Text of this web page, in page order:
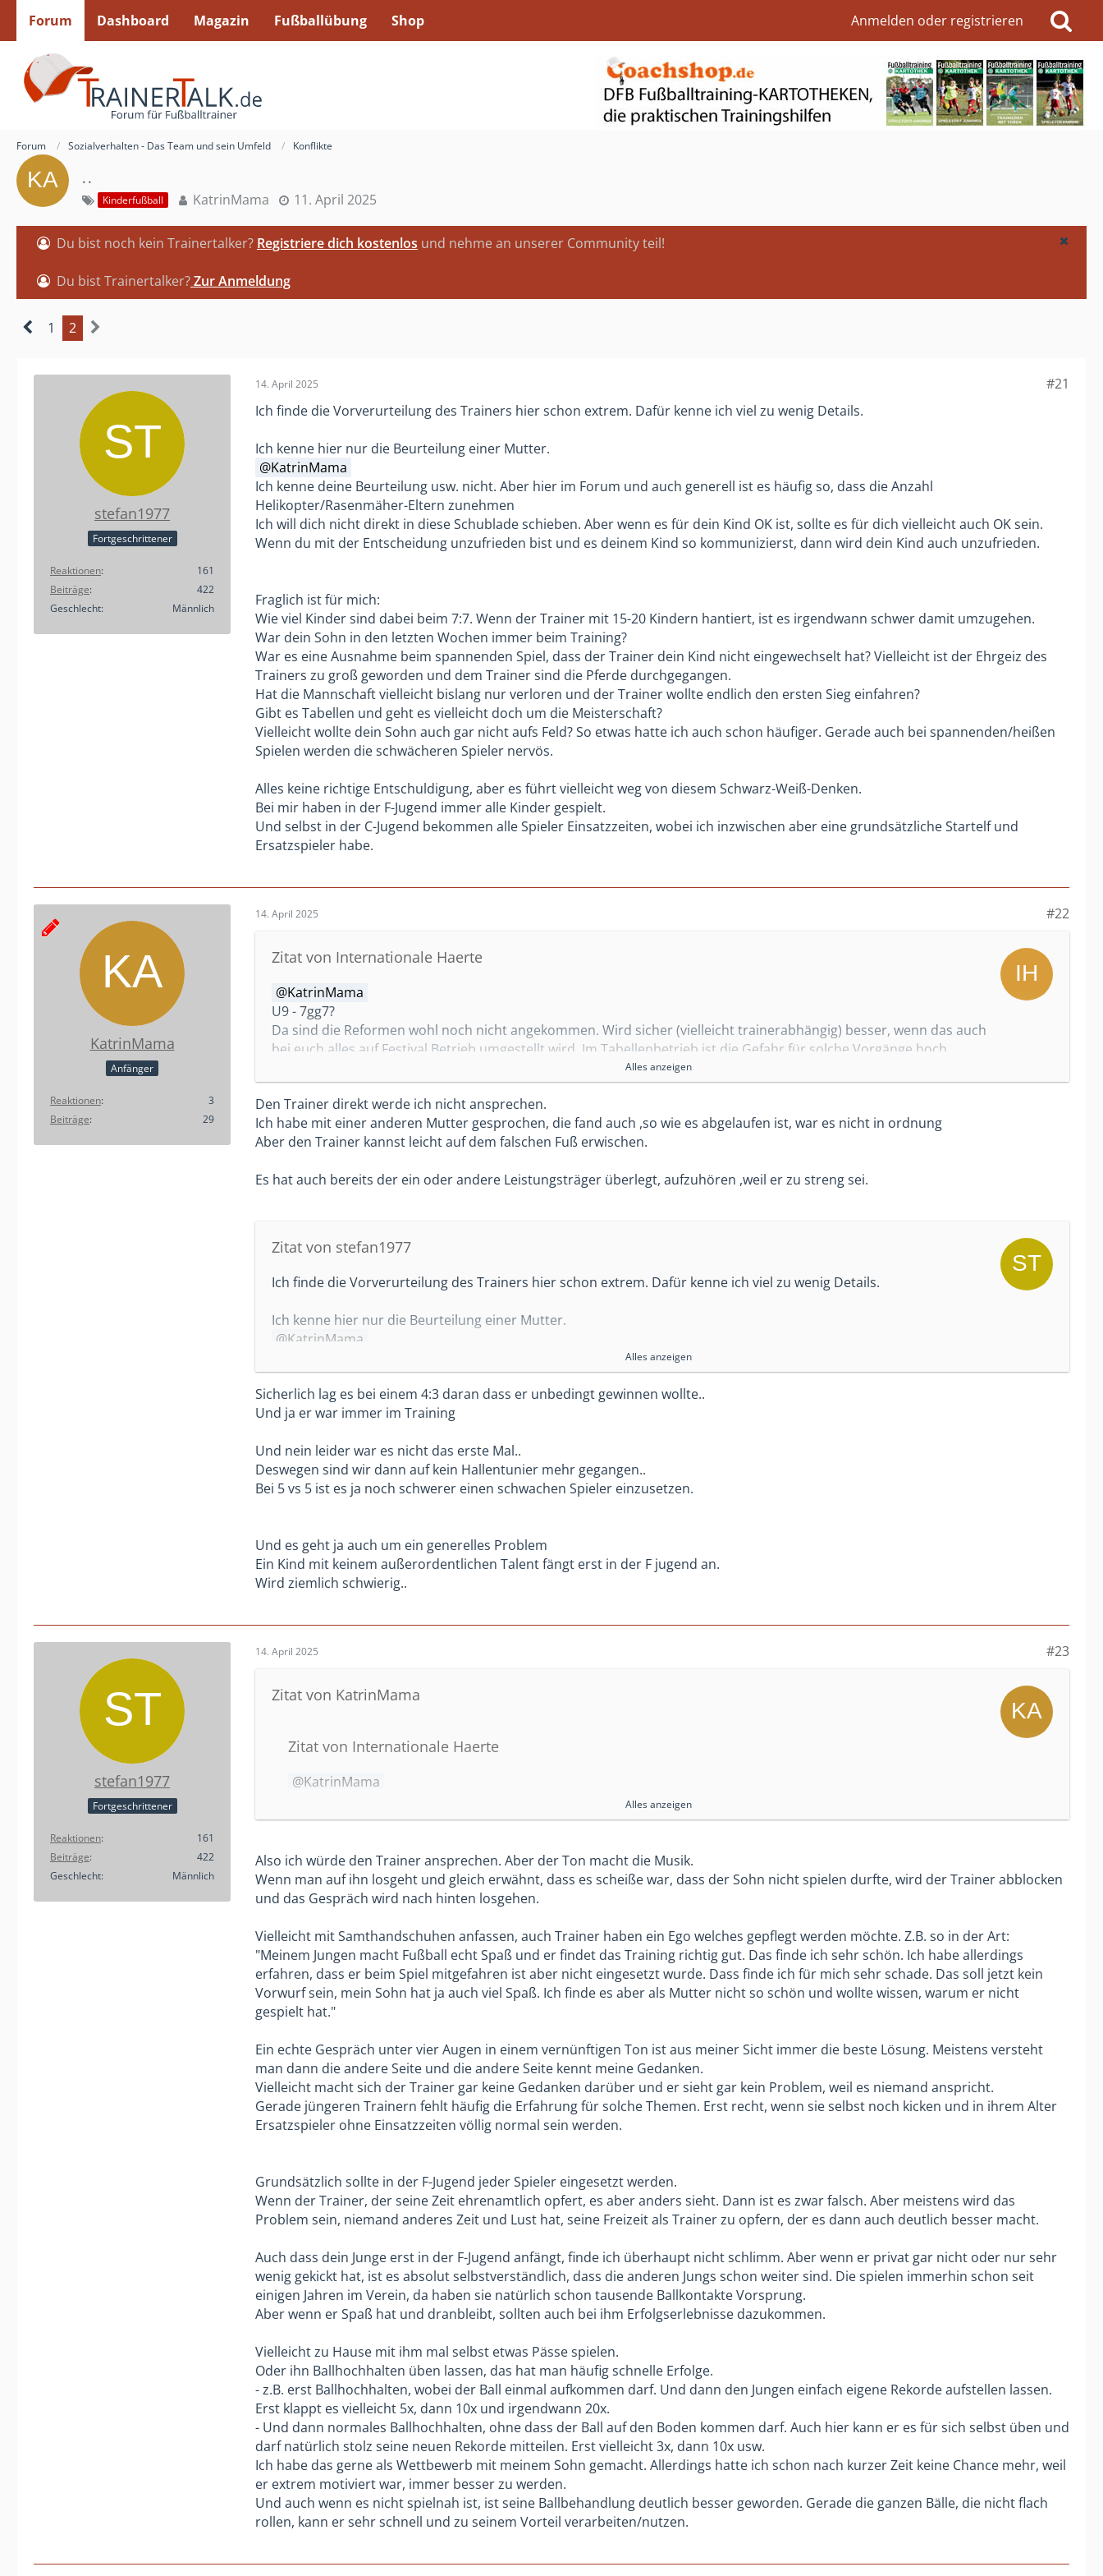
Forum Dashboard Magazin Fußballübung Shop Anmelden oder registrieren
Forum Sozialverhalten - Das Team und sein Umfeld Konflikte
..
Kinderfußball KatrinMama 11. April 2025
Du bist noch kein Trainertalker? Registriere dich kostenlos und nehme an unserer Community teil!
Du bist Trainertalker?Zur Anmeldung
1 2
stefan1977
Fortgeschrittener
Reaktionen
161
Beiträge
422
Geschlecht
Männlich
14. April 2025
#21
Ich finde die Vorverurteilung des Trainers hier schon extrem. Dafür kenne ich viel zu wenig Details.
Ich kenne hier nur die Beurteilung einer Mutter.
KatrinMama
Ich kenne deine Beurteilung usw. nicht. Aber hier im Forum und auch generell ist es häufig so, dass die Anzahl
Helikopter/Rasenmäher-Eltern zunehmen
Ich will dich nicht direkt in diese Schublade schieben. Aber wenn es für dein Kind OK ist, sollte es für dich vielleicht auch OK sein.
Wenn du mit der Entscheidung unzufrieden bist und es deinem Kind so kommunizierst, dann wird dein Kind auch unzufrieden.
Fraglich ist für mich:
Wie viel Kinder sind dabei beim 7:7. Wenn der Trainer mit 15-20 Kindern hantiert, ist es irgendwann schwer damit umzugehen.
War dein Sohn in den letzten Wochen immer beim Training?
War es eine Ausnahme beim spannenden Spiel, dass der Trainer dein Kind nicht eingewechselt hat? Vielleicht ist der Ehrgeiz des
Trainers zu groß geworden und dem Trainer sind die Pferde durchgegangen.
Hat die Mannschaft vielleicht bislang nur verloren und der Trainer wollte endlich den ersten Sieg einfahren?
Gibt es Tabellen und geht es vielleicht doch um die Meisterschaft?
Vielleicht wollte dein Sohn auch gar nicht aufs Feld? So etwas hatte ich auch schon häufiger. Gerade auch bei spannenden/heißen
Spielen werden die schwächeren Spieler nervös.
Alles keine richtige Entschuldigung, aber es führt vielleicht weg von diesem Schwarz-Weiß-Denken.
Bei mir haben in der F-Jugend immer alle Kinder gespielt.
Und selbst in der C-Jugend bekommen alle Spieler Einsatzzeiten, wobei ich inzwischen aber eine grundsätzliche Startelf und
Ersatzspieler habe.
KatrinMama
Anfänger
Reaktionen
3
Beiträge
29
14. April 2025 #22
Zitat von Internationale Haerte
KatrinMama
U9 - 7gg7?
Da sind die Reformen wohl noch nicht angekommen. Wird sicher (vielleicht trainerabhängig) besser, wenn das auch
bei euch alles auf Festival Betrieb umgestellt wird. Im Tabellenbetrieb ist die Gefahr für solche Vorgänge hoch...
Auch wenn ich es grundsätzlich nicht gut finde einem Spieler auf der Bank keine Einsatzminuten zu geben, aber hier
auskotzen reicht auch nicht, oder auch die unvernünftige Nachricht an den Trainer? Was soll das bringen?
Könnte auch eine vernünftige Nachricht sein, oder ein Gespräch, oder mehrere Gespräche zusammen mit anderen
hintenrum?
Meiner Erfahrung nach, eher erst recht nicht...
Erst recht nicht auch, wenn dein Sohn aktuell nicht zu den Leistungsträgern gehört. Wenn Du auf maximale
Konfrontation gehst, wird er es in diesem Verein auch nicht werden.
Alles anzeigen
Den Trainer direkt werde ich nicht ansprechen.
Ich habe mit einer anderen Mutter gesprochen, die fand auch ,so wie es abgelaufen ist, war es nicht in ordnung
Aber den Trainer kannst leicht auf dem falschen Fuß erwischen.
Es hat auch bereits der ein oder andere Leistungsträger überlegt, aufzuhören ,weil er zu streng sei.
Zitat von stefan1977
Ich finde die Vorverurteilung des Trainers hier schon extrem. Dafür kenne ich viel zu wenig Details.
Ich kenne hier nur die Beurteilung einer Mutter.
KatrinMama
Ich kenne deine Beurteilung usw. nicht. Aber hier im Forum und auch generell ist es häufig so, dass die Anzahl
Helikopter/Rasenmäher-Eltern zunehmen
Ich will dich nicht direkt in diese Schublade schieben. Aber wenn es für dein Kind OK ist, sollte es für dich vielleicht
auch OK sein.
unzufrieden.
umzugehen.
War dein Sohn in den letzten Wochen immer beim Training?
War es eine Ausnahme beim spannenden Spiel, dass der Trainer dein Kind nicht eingewechselt hat? Vielleicht ist der
Hat die Mannschaft vielleicht bislang nur verloren und der Trainer wollte endlich den ersten Sieg einfahren?
Vielleicht wollte dein Sohn auch gar nicht aufs Feld? So etwas hatte ich auch schon häufiger. Gerade auch bei
Und selbst in der C-Jugend bekommen alle Spieler Einsatzzeiten, wobei ich inzwischen aber eine grundsätzliche
Startelf und Ersatzspieler habe.
Alles anzeigen
Sicherlich lag es bei einem 4:3 daran dass er unbedingt gewinnen wollte..
Und ja er war immer im Training
Und nein leider war es nicht das erste Mal..
Deswegen sind wir dann auf kein Hallentunier mehr gegangen..
Bei 5 vs 5 ist es ja noch schwerer einen schwachen Spieler einzusetzen.
Und es geht ja auch um ein generelles Problem
Ein Kind mit keinem außerordentlichen Talent fängt erst in der F jugend an.
Wird ziemlich schwierig..
stefan1977
Fortgeschrittener
Reaktionen
161
Beiträge
422
Geschlecht
Männlich
14. April 2025 #23
Zitat von KatrinMama
Zitat von Internationale Haerte
KatrinMama
Da sind die Reformen wohl noch nicht angekommen. Wird sicher (vielleicht trainerabhängig) besser, wenn das
hoch...
Auch wenn ich es grundsätzlich nicht gut finde einem Spieler auf der Bank keine Einsatzminuten zu geben, aber
Könnte auch eine vernünftige Nachricht sein, oder ein Gespräch, oder mehrere Gespräche zusammen mit
anderen Eltern? Auf der Ebene "Ich bin Ok - Du bist Ok" Vielleicht und hoffentlich ist er einsichtig, oder arbeitet
daran?
gemacht. Klar, Du kannst den jetzt alles heißen, aber wird er sich durch unvernünftige Ansagen ändern, oder
durch Intrigen hintenrum?
Meiner Erfahrung nach, eher erst recht nicht...
Erst recht nicht auch, wenn dein Sohn aktuell nicht zu den Leistungsträgern gehört. Wenn Du auf maximale
Alles anzeigen
Den Trainer direkt werde ich nicht ansprechen.
Ich habe mit einer anderen Mutter gesprochen, die fand auch ,so wie es abgelaufen ist, war es nicht in ordnung
Aber den Trainer kannst leicht auf dem falschen Fuß erwischen.
Es hat auch bereits der ein oder andere Leistungsträger überlegt, aufzuhören ,weil er zu streng sei.
Ich finde die Vorverurteilung des Trainers hier schon extrem. Dafür kenne ich viel zu wenig Details.
Ich kenne hier nur die Beurteilung einer Mutter.
KatrinMama
Ich will dich nicht direkt in diese Schublade schieben. Aber wenn es für dein Kind OK ist, sollte es für dich
vielleicht auch OK sein.
Wenn du mit der Entscheidung unzufrieden bist und es deinem Kind so kommunizierst, dann wird dein Kind
Fraglich ist für mich:
Wie viel Kinder sind dabei beim 7:7. Wenn der Trainer mit 15-20 Kindern hantiert, ist es irgendwann schwer
War dein Sohn in den letzten Wochen immer beim Training?
War es eine Ausnahme beim spannenden Spiel, dass der Trainer dein Kind nicht eingewechselt hat? Vielleicht
ist der Ehrgeiz des Trainers zu groß geworden und dem Trainer sind die Pferde durchgegangen.
Hat die Mannschaft vielleicht bislang nur verloren und der Trainer wollte endlich den ersten Sieg einfahren?
Gibt es Tabellen und geht es vielleicht doch um die Meisterschaft?
Vielleicht wollte dein Sohn auch gar nicht aufs Feld? So etwas hatte ich auch schon häufiger. Gerade auch bei
spannenden/heißen Spielen werden die schwächeren Spieler nervös.
Alles keine richtige Entschuldigung, aber es führt vielleicht weg von diesem Schwarz-Weiß-Denken.
Bei mir haben in der F-Jugend immer alle Kinder gespielt.
Startelf und Ersatzspieler habe.
Sicherlich lag es bei einem 4:3 daran dass er unbedingt gewinnen wollte..
Und ja er war immer im Training
Deswegen sind wir dann auf kein Hallentunier mehr gegangen..
Bei 5 vs 5 ist es ja noch schwerer einen schwachen Spieler einzusetzen.
Ein Kind mit keinem außerordentlichen Talent fängt erst in der F jugend an.
Wird ziemlich schwierig..
Alles anzeigen
Also ich würde den Trainer ansprechen. Aber der Ton macht die Musik.
Wenn man auf ihn losgeht und gleich erwähnt, dass es scheiße war, dass der Sohn nicht spielen durfte, wird der Trainer abblocken
und das Gespräch wird nach hinten losgehen.
Vielleicht mit Samthandschuhen anfassen, auch Trainer haben ein Ego welches gepflegt werden möchte. Z.B. so in der Art:
"Meinem Jungen macht Fußball echt Spaß und er findet das Training richtig gut. Das finde ich sehr schön. Ich habe allerdings
erfahren, dass er beim Spiel mitgefahren ist aber nicht eingesetzt wurde. Dass finde ich für mich sehr schade. Das soll jetzt kein
Vorwurf sein, mein Sohn hat ja auch viel Spaß. Ich finde es aber als Mutter nicht so schön und wollte wissen, warum er nicht
gespielt hat."
Ein echte Gespräch unter vier Augen in einem vernünftigen Ton ist aus meiner Sicht immer die beste Lösung. Meistens versteht
man dann die andere Seite und die andere Seite kennt meine Gedanken.
Vielleicht macht sich der Trainer gar keine Gedanken darüber und er sieht gar kein Problem, weil es niemand anspricht.
Gerade jüngeren Trainern fehlt häufig die Erfahrung für solche Themen. Erst recht, wenn sie selbst noch kicken und in ihrem Alter
Ersatzspieler ohne Einsatzzeiten völlig normal sein werden.
Grundsätzlich sollte in der F-Jugend jeder Spieler eingesetzt werden.
Wenn der Trainer, der seine Zeit ehrenamtlich opfert, es aber anders sieht. Dann ist es zwar falsch. Aber meistens wird das
Problem sein, niemand anderes Zeit und Lust hat, seine Freizeit als Trainer zu opfern, der es dann auch deutlich besser macht.
Auch dass dein Junge erst in der F-Jugend anfängt, finde ich überhaupt nicht schlimm. Aber wenn er privat gar nicht oder nur sehr
wenig gekickt hat, ist es absolut selbstverständlich, dass die anderen Jungs schon weiter sind. Die spielen immerhin schon seit
einigen Jahren im Verein, da haben sie natürlich schon tausende Ballkontakte Vorsprung.
Aber wenn er Spaß hat und dranbleibt, sollten auch bei ihm Erfolgserlebnisse dazukommen.
Vielleicht zu Hause mit ihm mal selbst etwas Pässe spielen.
Oder ihn Ballhochhalten üben lassen, das hat man häufig schnelle Erfolge.
- z.B. erst Ballhochhalten, wobei der Ball einmal aufkommen darf. Und dann den Jungen einfach eigene Rekorde aufstellen lassen.
Erst klappt es vielleicht 5x, dann 10x und irgendwann 20x.
- Und dann normales Ballhochhalten, ohne dass der Ball auf den Boden kommen darf. Auch hier kann er es für sich selbst üben und
darf natürlich stolz seine neuen Rekorde mitteilen. Erst vielleicht 3x, dann 10x usw.
Ich habe das gerne als Wettbewerb mit meinem Sohn gemacht. Allerdings hatte ich schon nach kurzer Zeit keine Chance mehr, weil
er extrem motiviert war, immer besser zu werden.
Und auch wenn es nicht spielnah ist, ist seine Ballbehandlung deutlich besser geworden. Gerade die ganzen Bälle, die nicht flach
rollen, kann er sehr schnell und zu seinem Vorteil verarbeiten/nutzen.